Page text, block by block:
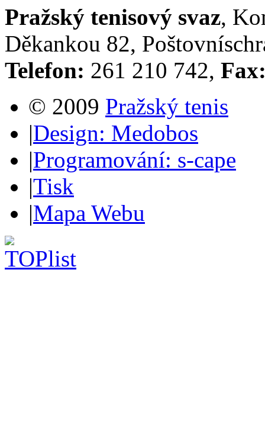
Pražský tenisový svaz,
Děkankou 82,
Telefon: 261 210 742,
© 2009 Pražský tenis
|Design: Medobos
|Programování: s-cape
|Tisk
|Mapa Webu